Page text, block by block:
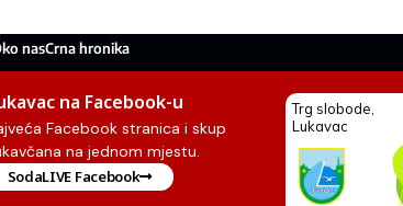
nasCrna hronika
na Facebook-u
Facebook stranica i skup
na jednom mjestu.
SodaLIVE Facebook